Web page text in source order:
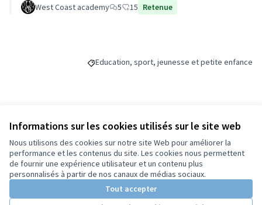
Informations sur les cookies utilisés sur le site web
Nous utilisons des cookies sur notre site Web pour améliorer la
performance et les contenus du site. Les cookies nous permettent
de fournir une expérience utilisateur et un contenu plus
personnalisés à partir de nos canaux de médias sociaux.
Tout accepter
West Coast academy 5 15 Retenue
Filtrer les résultats de la catégorie :
Education, sport, jeunesse et petite enfance
Budget
70 000 €
Suivre Partager